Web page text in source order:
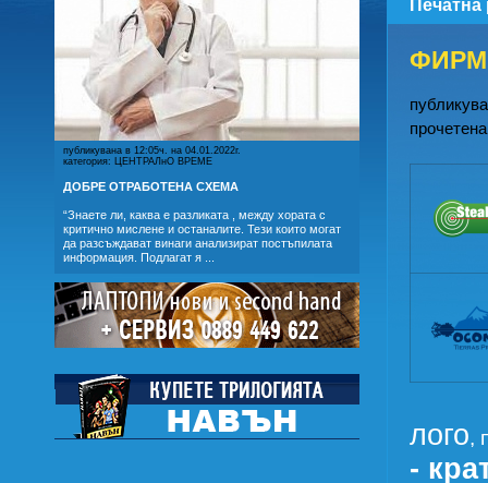
публикувана в 12:05ч. на 04.01.2022г.
категория: ЦЕНТРАЛнО ВРЕМЕ
ДОБРЕ ОТРАБОТЕНА СХЕМА
“Знаете ли, каква е разликата , между хората с
критично мислене и останалите. Тези които могат
да разсъждават винаги анализират постъпилата
информация. Подлагат я ...
Печатна
лого,
-